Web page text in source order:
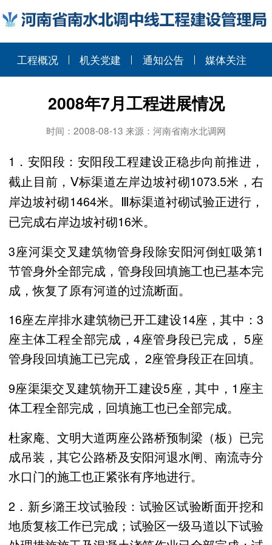
工程概况 机关党建 通知公告 媒体关注
2008年7月工程进展情况
时间：2008-08-13 来源：河南省南水北调网
1．安阳段：安阳段工程建设正稳步向前推进，
截止目前，Ⅴ标渠道左岸边坡衬砌1073.5米 ，右
岸边坡衬砌1464米。Ⅲ标渠道衬砌试验正进行，
已完成右岸边坡衬砌16米。
3座河渠交叉建筑物管身段除安阳河倒虹吸第1
节管身外全部完成，管身段回填施工也已基本完
成，恢复了原有河道的过流断面。
16座左岸排水建筑物已开工建设14座，其中：3
座主体工程全部完成，4座管身段已完成， 5座
管身段回填施工已完成， 2座管身段正在回填。
9座渠渠交叉建筑物开工建设5座，其中，1座主
体工程全部完成，回填施工也已全部完成。
杜家庵、文明大道两座公路桥预制梁（板）已完
成吊装，其它公路桥及安阳河退水闸、南流寺分
水口门的施工也正紧张有序地进行。
2．新乡潞王坟试验段：试验区试验断面开挖和
地质复核工作已完成；试验区一级马道以下试验